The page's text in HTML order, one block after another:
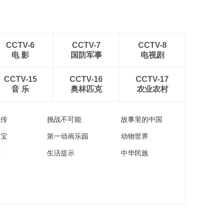
CCTV-6
电 影
CCTV-7
国防军事
CCTV-8
电视剧
CCTV-15
音 乐
CCTV-16
奥林匹克
CCTV-17
农业农村
挑战不可能 故事里的中国
第一动画乐园 动物世界
生活提示 中华民族